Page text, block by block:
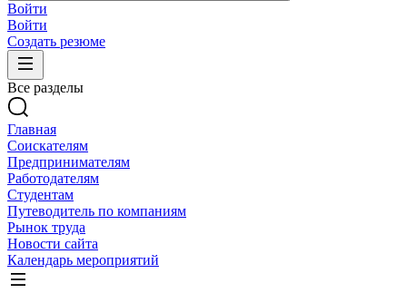
Войти
Войти
Создать резюме
Все разделы
Главная
Соискателям
Предпринимателям
Работодателям
Студентам
Путеводитель по компаниям
Рынок труда
Новости сайта
Календарь мероприятий